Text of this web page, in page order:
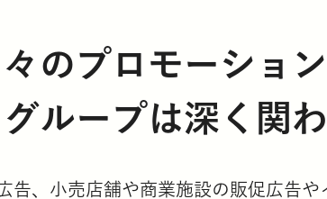
のプロモーショ
ループは深く関
告、小売店舗や商業施設の販促広告や